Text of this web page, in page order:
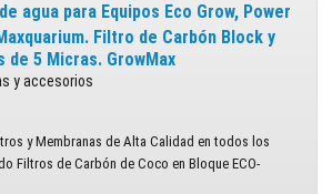
agua para Equipos Eco Grow, Power
Filtro de Carbón Block y
de 5 Micras. GrowMax
y accesorios
y Membranas de Alta Calidad en todos los
Filtros de Carbón de Coco en Bloque ECO-